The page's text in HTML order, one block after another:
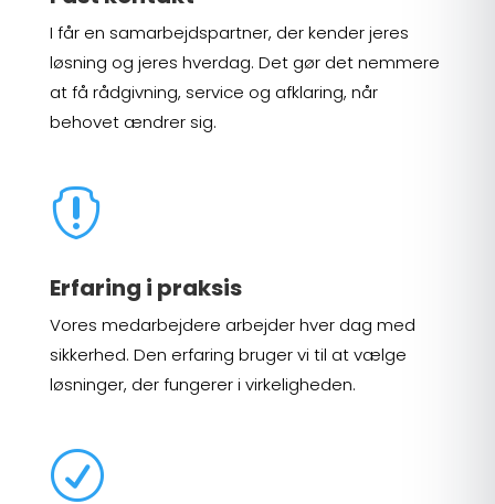
I får en samarbejdspartner, der kender jeres
løsning og jeres hverdag. Det gør det nemmere
at få rådgivning, service og afklaring, når
behovet ændrer sig.

Erfaring i praksis
Vores medarbejdere arbejder hver dag med
sikkerhed. Den erfaring bruger vi til at vælge
løsninger, der fungerer i virkeligheden.
R